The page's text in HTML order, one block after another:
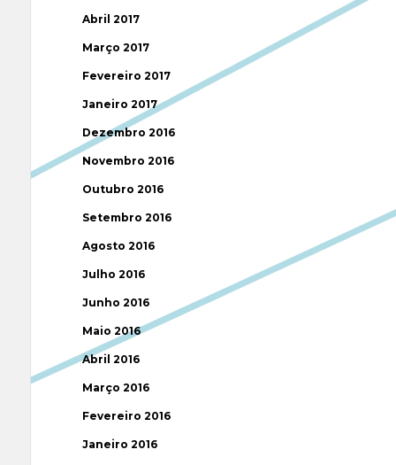
Abril 2017
Março 2017
Fevereiro 2017
Janeiro 2017
Dezembro 2016
Novembro 2016
Outubro 2016
Setembro 2016
Agosto 2016
Julho 2016
Junho 2016
Maio 2016
Abril 2016
Março 2016
Fevereiro 2016
Janeiro 2016